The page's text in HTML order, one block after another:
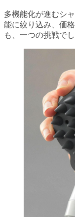
多機能化が進むシ
能に絞り込み、価
も、一つの挑戦でし